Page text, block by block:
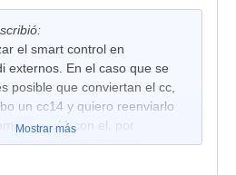
el smart control en
externos. En el caso que se
posible que conviertan el cc,
un cc14 y quiero reenviarlo
un cc41 con el, por
valor 0-127 de la
Mostrar más